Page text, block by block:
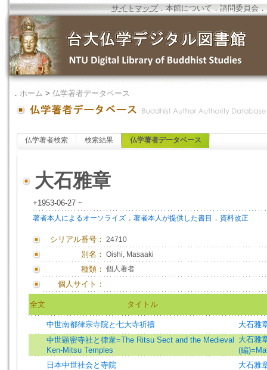
サイトマップ．本館について ．諮問委員会 ．
． ホーム > 仏学著者データベース
仏学著者検索 検索結果 仏学著者データベース
大石雅章
+1953-06-27 ~
著者本人によるオーソライズ ． 著者本人が提供した書目 ． 資料改正
シリアル番号： 24710
別名： Oishi, Masaaki
種類： 個人著者
個人サイト：
全文 タイトル
中世南都律宗寺院と七大寺祈禱
大石雅
中世顕密寺社と律衆=The Ritsu Sect and the Medieval
Ken-Mitsu Temples
大石雅
(編
日本中世社会と寺院
大石雅